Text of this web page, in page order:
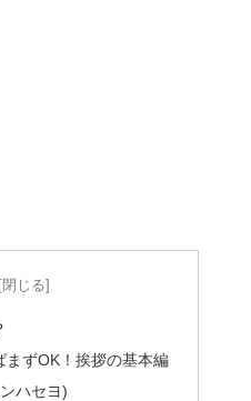
まずOK！挨拶の基本編
ハセヨ)